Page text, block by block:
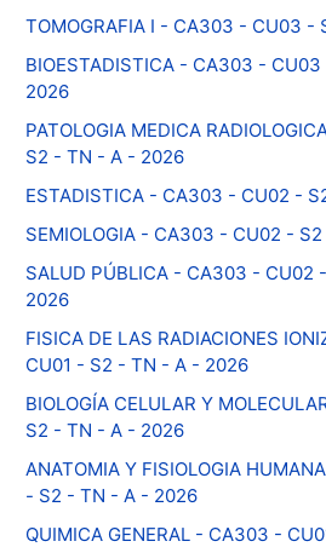
TOMOGRAFIA I - CA303 - CU03 -
BIOESTADISTICA - CA303 -
2026
PATOLOGIA MEDICA
S2 - TN - A - 2026
ESTADISTICA - CA303 - CU02 -
SEMIOLOGIA - CA303 - CU02 -
SALUD PÚBLICA - CA303 - CU02
2026
FISICA DE LAS RADIACIONES
CU01 - S2 - TN - A - 2026
BIOLOGÍA CELULAR Y
S2 - TN - A - 2026
ANATOMIA Y FISIOLOGIA
- S2 - TN - A - 2026
QUIMICA GENERAL - CA303 -